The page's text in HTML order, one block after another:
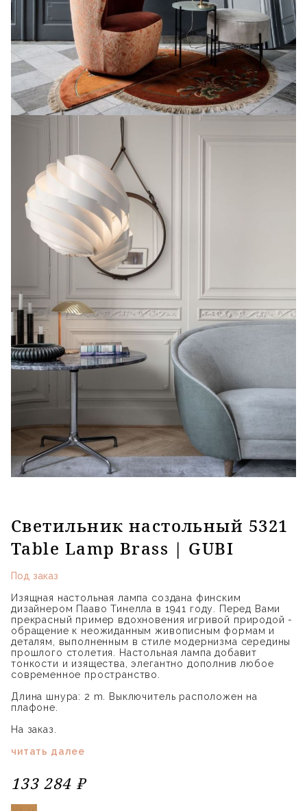
Светильник настольный 5321
Table Lamp Brass | GUBI
Под заказ
Изящная настольная лампа создана финским
дизайнером Пааво Тинелла в 1941 году. Перед Вами
прекрасный пример вдохновения игривой природой -
обращение к неожиданным живописным формам и
деталям, выполненным в стиле модернизма середины
прошлого столетия. Настольная лампа добавит
тонкости и изящества, элегантно дополнив любое
современное пространство.
Длина шнура: 2 m. Выключитель расположен на
плафоне.
На заказ.
читать далее
133 284 ₽